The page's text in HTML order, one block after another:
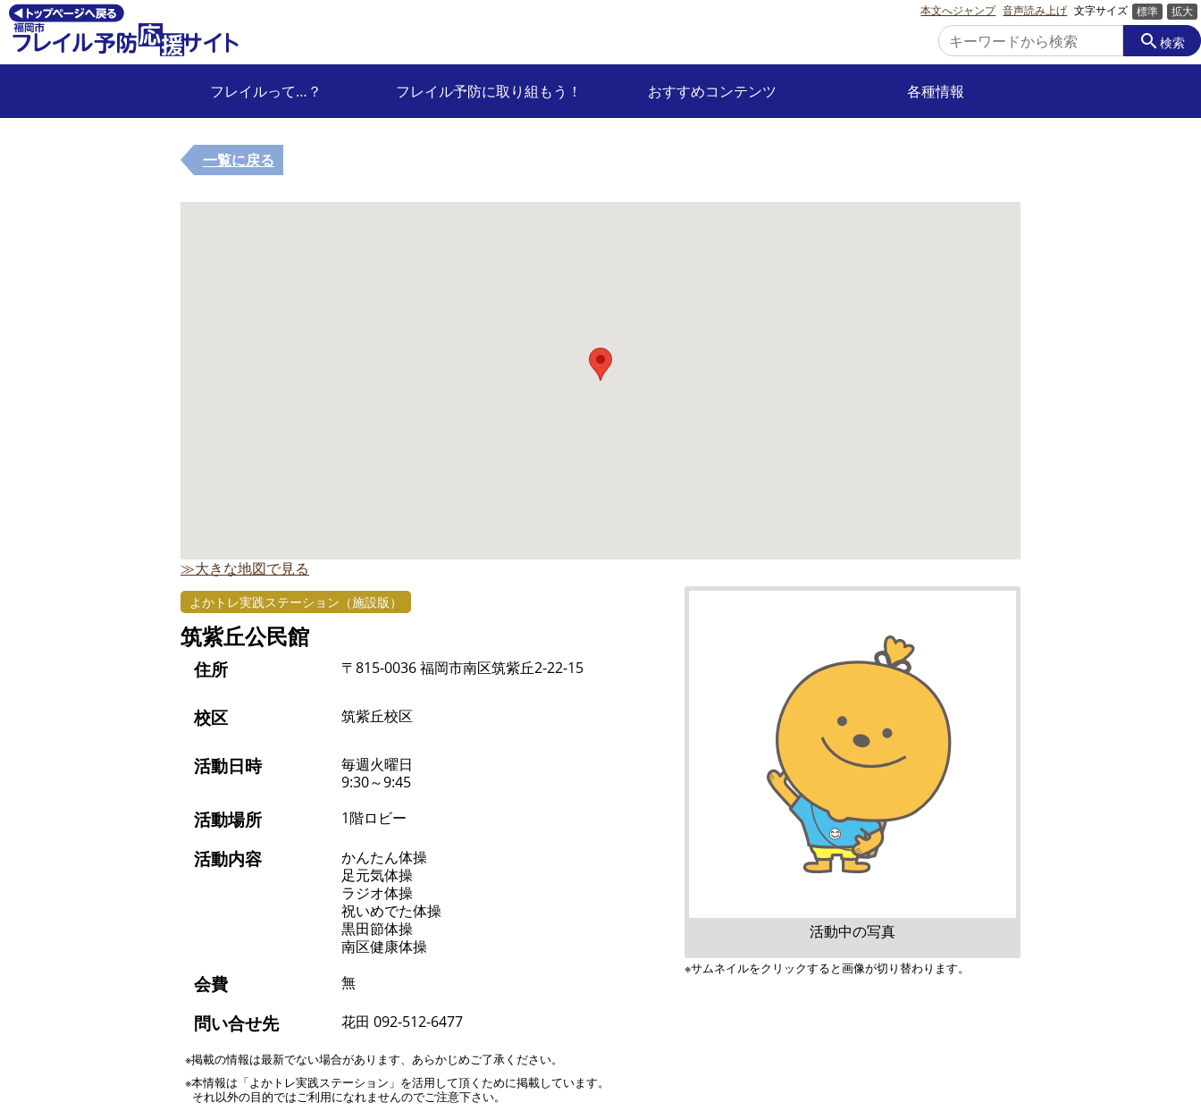
本文へジャンプ 音声読み上げ 文字サイズ 標準 拡大
search検索
フレイルって…？ フレイル予防に取り組もう！ おすすめコンテンツ 各種情報
一覧に戻る
≫大きな地図で見る
よかトレ実践ステーション（施設版）
筑紫丘公民館
住所 〒815-0036 福岡市南区筑紫丘2-22-15
校区 筑紫丘校区
活動日時
毎週火曜日
9:30～9:45
活動場所 1階ロビー
活動内容
かんたん体操
足元気体操
ラジオ体操
祝いめでた体操
黒田節体操
南区健康体操
会費 無
問い合せ先 花田 092-512-6477
※掲載の情報は最新でない場合があります、あらかじめご了承ください。
※本情報は「よかトレ実践ステーション」を活用して頂くために掲載しています。
それ以外の目的ではご利用になれませんのでご注意下さい。
活動中の写真
※サムネイルをクリックすると画像が切り替わります。